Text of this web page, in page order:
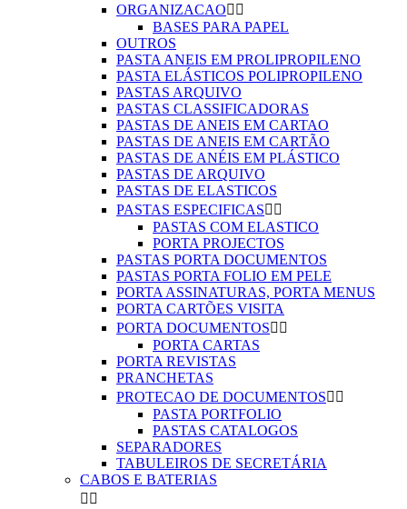
ORGANIZACAO 
BASES PARA PAPEL
OUTROS
PASTA ANEIS EM PROLIPROPILENO
PASTA ELÁSTICOS POLIPROPILENO
PASTAS ARQUIVO
PASTAS CLASSIFICADORAS
PASTAS DE ANEIS EM CARTAO
PASTAS DE ANEIS EM CARTÃO
PASTAS DE ANÉIS EM PLÁSTICO
PASTAS DE ARQUIVO
PASTAS DE ELASTICOS
PASTAS ESPECIFICAS 
PASTAS COM ELASTICO
PORTA PROJECTOS
PASTAS PORTA DOCUMENTOS
PASTAS PORTA FOLIO EM PELE
PORTA ASSINATURAS, PORTA MENUS
PORTA CARTÕES VISITA
PORTA DOCUMENTOS 
PORTA CARTAS
PORTA REVISTAS
PRANCHETAS
PROTECAO DE DOCUMENTOS 
PASTA PORTFOLIO
PASTAS CATALOGOS
SEPARADORES
TABULEIROS DE SECRETÁRIA
CABOS E BATERIAS
 